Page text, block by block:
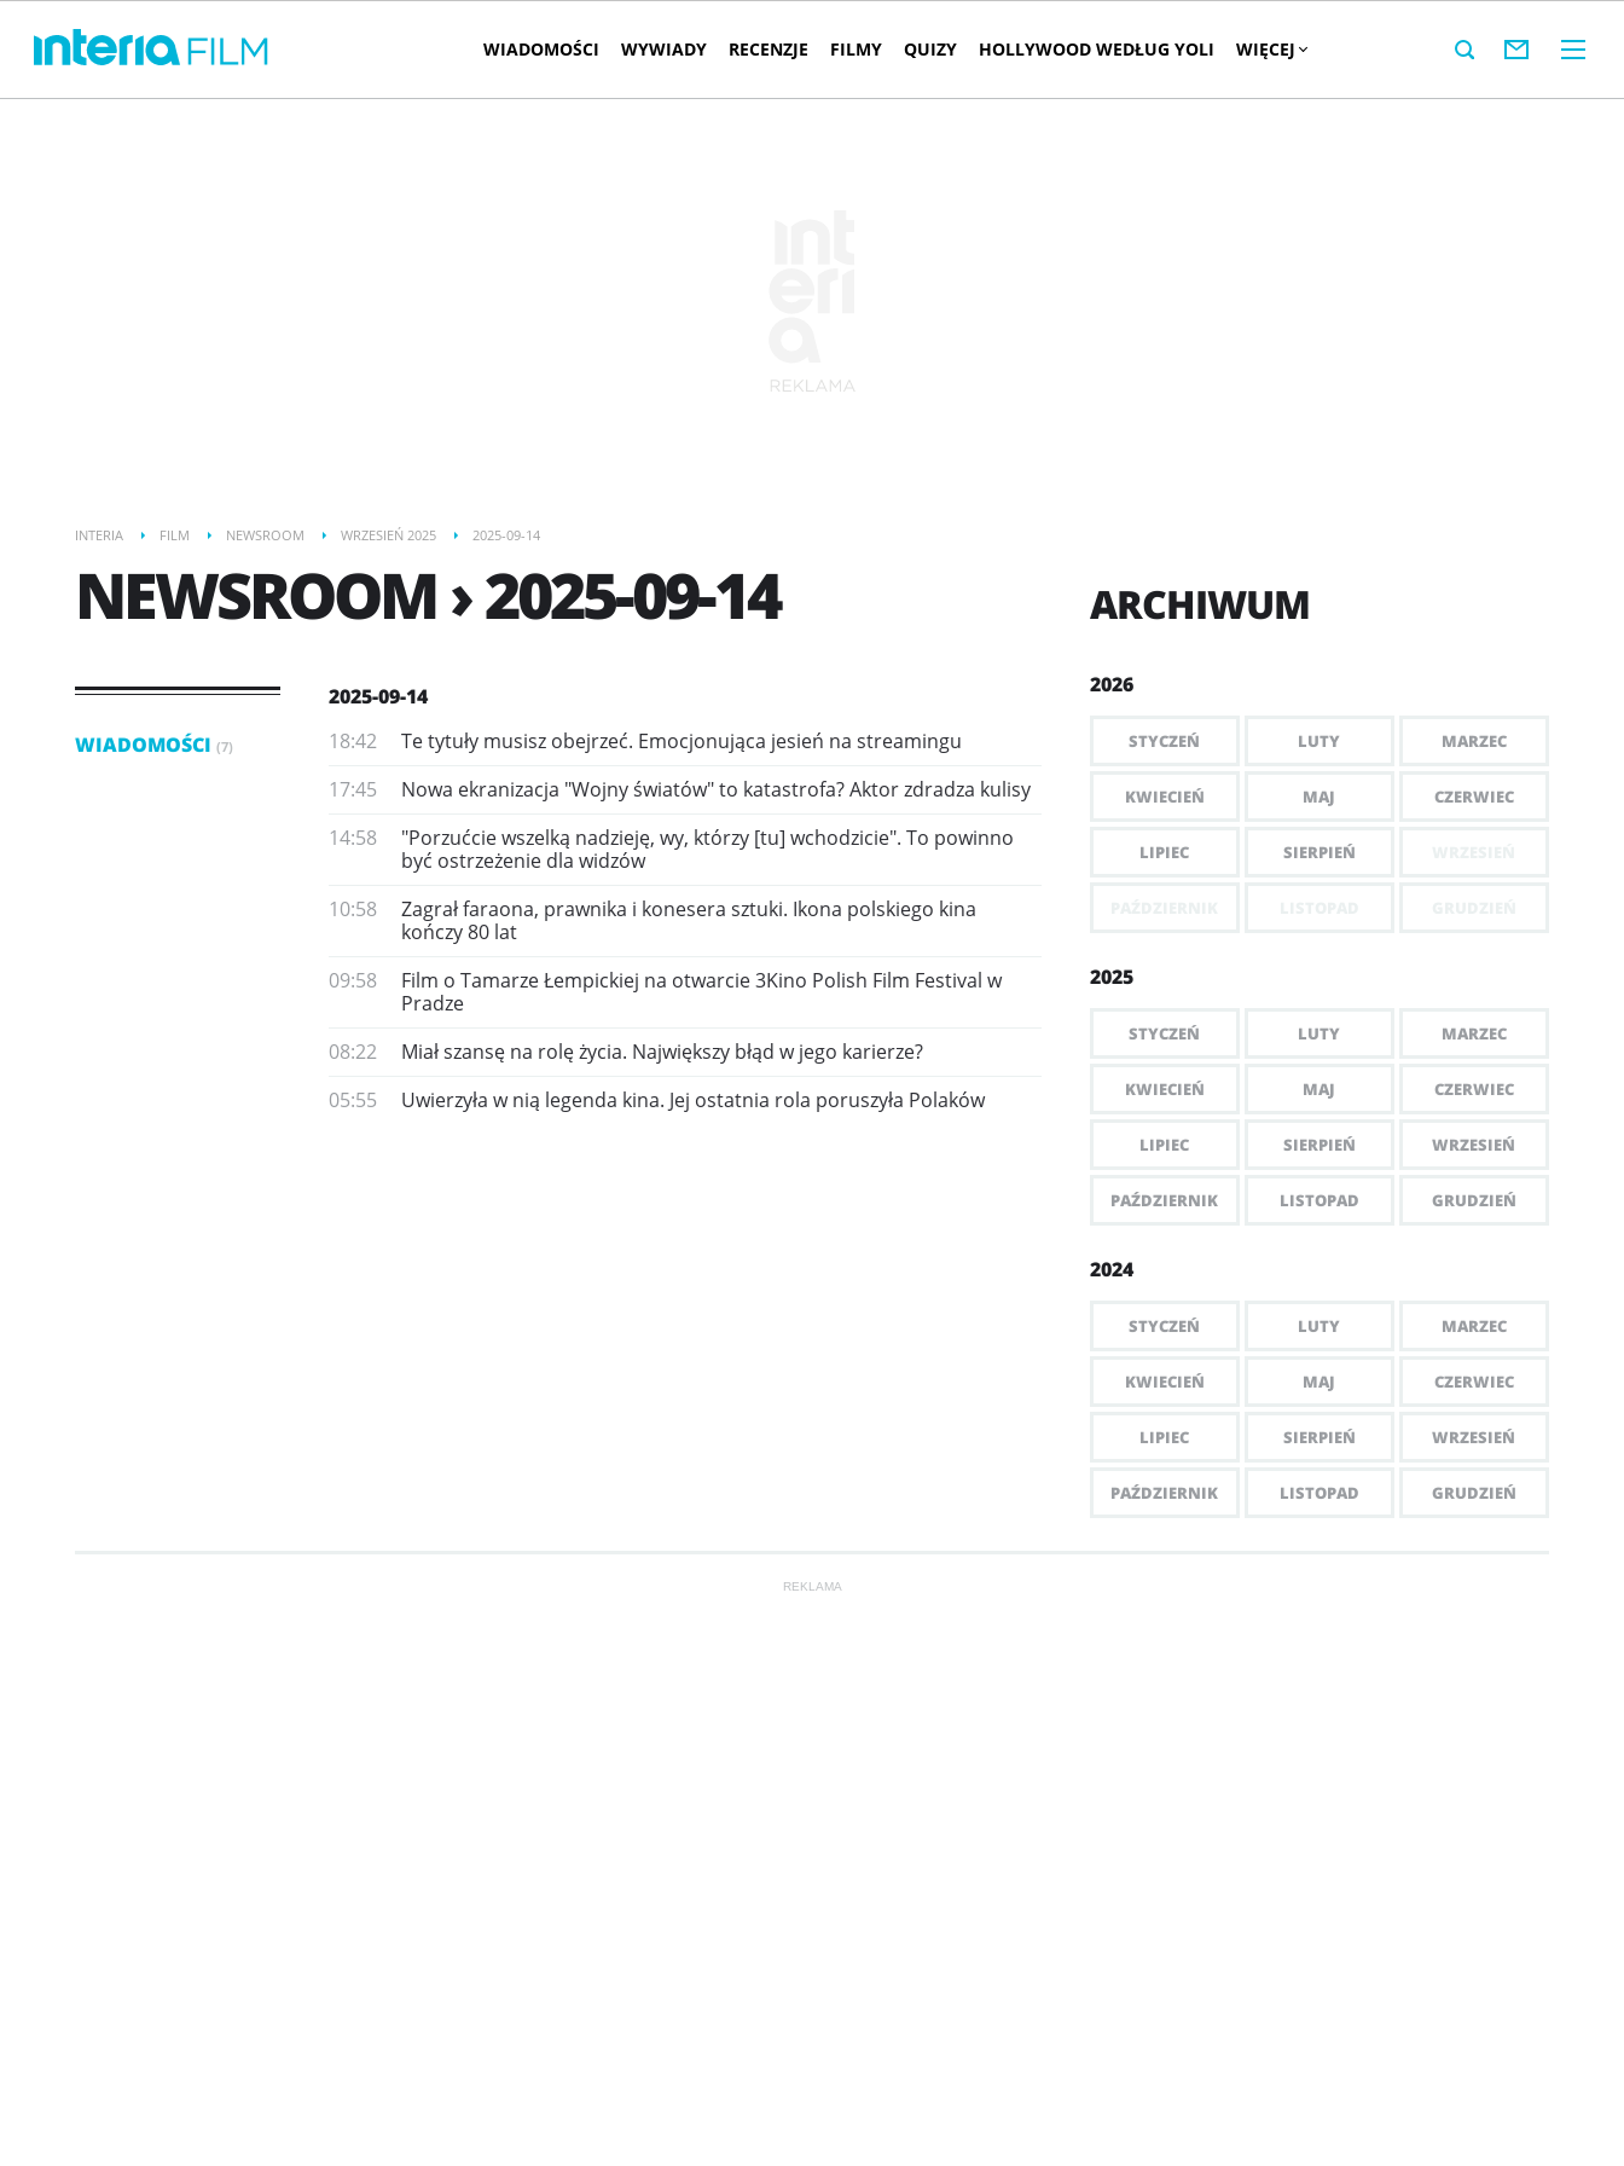
WIADOMOŚCI WYWIADY RECENZJE FILMY QUIZY HOLLYWOOD WEDŁUG YOLI WIĘCEJ
INTERIA FILM NEWSROOM WRZESIEŃ 2025 2025-09-14
NEWSROOM › 2025-09-14
WIADOMOŚCI (7)
2025-09-14
18:42
Te tytuły musisz obejrzeć. Emocjonująca jesień na streamingu
17:45
Nowa ekranizacja "Wojny światów" to katastrofa? Aktor zdradza kulisy
14:58
"Porzućcie wszelką nadzieję, wy, którzy [tu] wchodzicie". To powinno
być ostrzeżenie dla widzów
10:58
Zagrał faraona, prawnika i konesera sztuki. Ikona polskiego kina
kończy 80 lat
09:58
Film o Tamarze Łempickiej na otwarcie 3Kino Polish Film Festival w
Pradze
08:22
Miał szansę na rolę życia. Największy błąd w jego karierze?
05:55
Uwierzyła w nią legenda kina. Jej ostatnia rola poruszyła Polaków
ARCHIWUM
2026
STYCZEŃ LUTY MARZEC
KWIECIEŃ MAJ CZERWIEC
LIPIEC SIERPIEŃ
2025
STYCZEŃ LUTY MARZEC
KWIECIEŃ MAJ CZERWIEC
LIPIEC SIERPIEŃ WRZESIEŃ
PAŹDZIERNIK LISTOPAD GRUDZIEŃ
2024
STYCZEŃ LUTY MARZEC
KWIECIEŃ MAJ CZERWIEC
LIPIEC SIERPIEŃ WRZESIEŃ
PAŹDZIERNIK LISTOPAD GRUDZIEŃ
REKLAMA